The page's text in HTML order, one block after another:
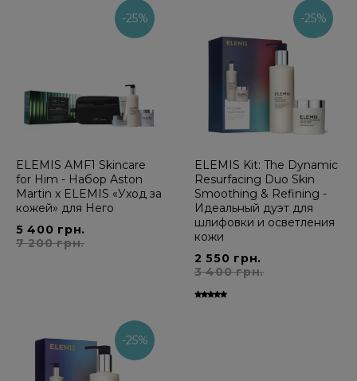
-25%
ELEMIS AMF1 Skincare
for Him - Набор Aston
Martin x ELEMIS «Уход за
кожей» для Него
5 400 грн.
7 200 грн.
-25%
ELEMIS Kit: The Dynamic
Resurfacing Duo Skin
Smoothing & Refining -
Идеальный дуэт для
шлифовки и осветления
кожи
2 550 грн.
3 400 грн.
-25%